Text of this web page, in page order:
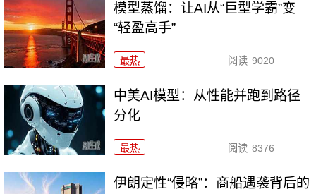
模型蒸馏：让AI从“巨型学霸”变
“轻盈高手”
最热 阅读 9020
中美AI模型：从性能并跑到路径
分化
最热 阅读 8376
伊朗定性“侵略”：商船遇袭背后的